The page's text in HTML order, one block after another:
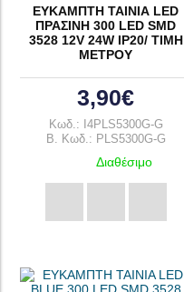
ΕΥΚΑΜΠΤΗ ΤΑΙΝΙΑ LED
ΠΡΑΣΙΝΗ 300 LED SMD
3528 12V 24W IP20/ ΤΙΜΗ
ΜΕΤΡΟΥ
3,90€
Κωδ.: I4PLS5300G-G
B. Κωδ.: PLS5300G-G
Διαθέσιμο